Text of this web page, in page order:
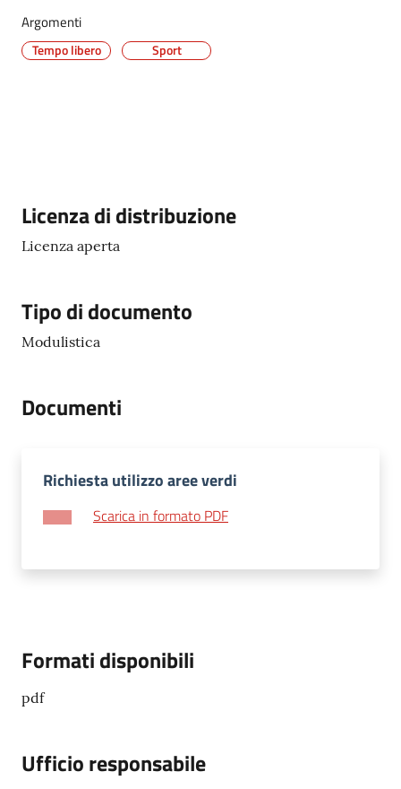
line
argomenti
Argomenti
Tempo libero Sport
Descrizione
Licenza di distribuzione
Licenza aperta
Tipo di documento
Modulistica
Documenti
Richiesta utilizzo aree verdi
Scarica in formato PDF
Formati disponibili
pdf
Ufficio responsabile